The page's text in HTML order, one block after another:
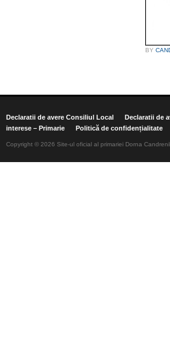
BY
Declaratii de avere Consiliul Local Declaratii de
interese – Primarie
Politică de confidențialitate
Copyright © 2026 Site-ul oficial al primariei Dorna